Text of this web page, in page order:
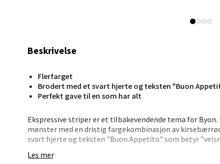
Beskrivelse
Flerfarget
Brodert med et svart hjerte og teksten "Buon
Perfekt gave til en som har alt
Ekspressive striper er et tilbakevendende tema for
mønster med en dristig fargekombinasjon av
svart hjerte og teksten "Buon Appetito" som betyr
maksimal Byon-følelse. Resultatet er en serviett som
Les mer
Åpent